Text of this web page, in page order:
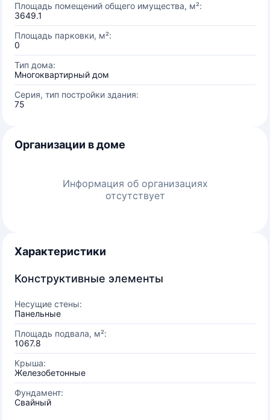
Площадь помещений общего имущества, м²:
3649.1
Площадь парковки, м²:
0
Тип дома:
Многоквартирный дом
Серия, тип постройки здания:
75
Организации в доме
Информация об организациях
отсутствует
Характеристики
Конструктивные элементы
Несущие стены:
Панельные
Площадь подвала, м²:
1067.8
Крыша:
Железобетонные
Фундамент:
Свайный